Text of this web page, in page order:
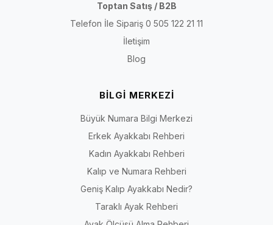
Toptan Satış / B2B
Telefon İle Sipariş 0 505 122 21 11
İletişim
Blog
BİLGİ MERKEZİ
Büyük Numara Bilgi Merkezi
Erkek Ayakkabı Rehberi
Kadın Ayakkabı Rehberi
Kalıp ve Numara Rehberi
Geniş Kalıp Ayakkabı Nedir?
Taraklı Ayak Rehberi